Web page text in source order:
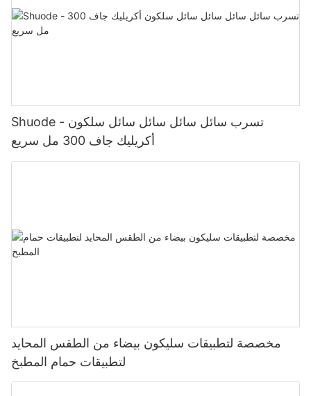
Shuode - تسرب سائل سائل سائل سائل سلكون
أكريليك جاف 300 مل سريع
مخصصة لتطبيقات سليكون بيضاء من الطقس المحايد
لتطبيقات حمام المطبخ